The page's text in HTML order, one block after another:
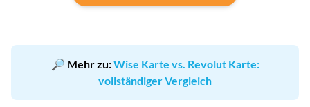
🔎 Mehr zu:Wise Karte vs. Revolut Karte:
vollständiger Vergleich